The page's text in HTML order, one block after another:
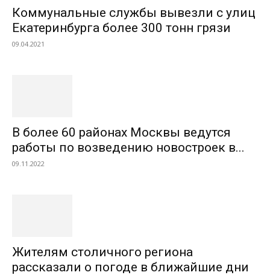
Коммунальные службы вывезли с улиц
Екатеринбурга более 300 тонн грязи
09.04.2021
В более 60 районах Москвы ведутся
работы по возведению новостроек в...
09.11.2022
Жителям столичного региона
рассказали о погоде в ближайшие дни